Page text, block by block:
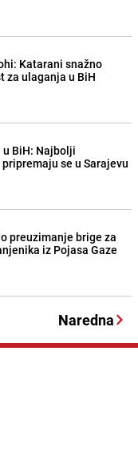
Katarani snažno
za ulaganja u BiH
BiH: Najbolji
se u Sarajevu
preuzimanje brige za
iz Pojasa Gaze
Naredna